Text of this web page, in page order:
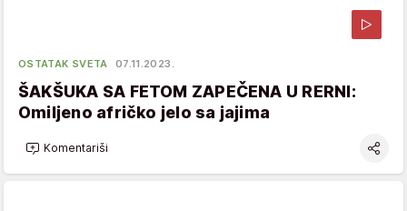
OSTATAK SVETA 07.11.2023.
ŠAKŠUKA SA FETOM ZAPEČENA U RERNI:
Omiljeno afričko jelo sa jajima
Komentariši